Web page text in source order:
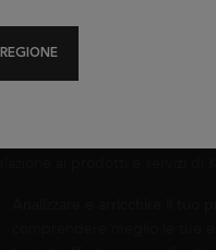
Visualizzazione di
Gruppo L'Oréal adatti ai
social network partner